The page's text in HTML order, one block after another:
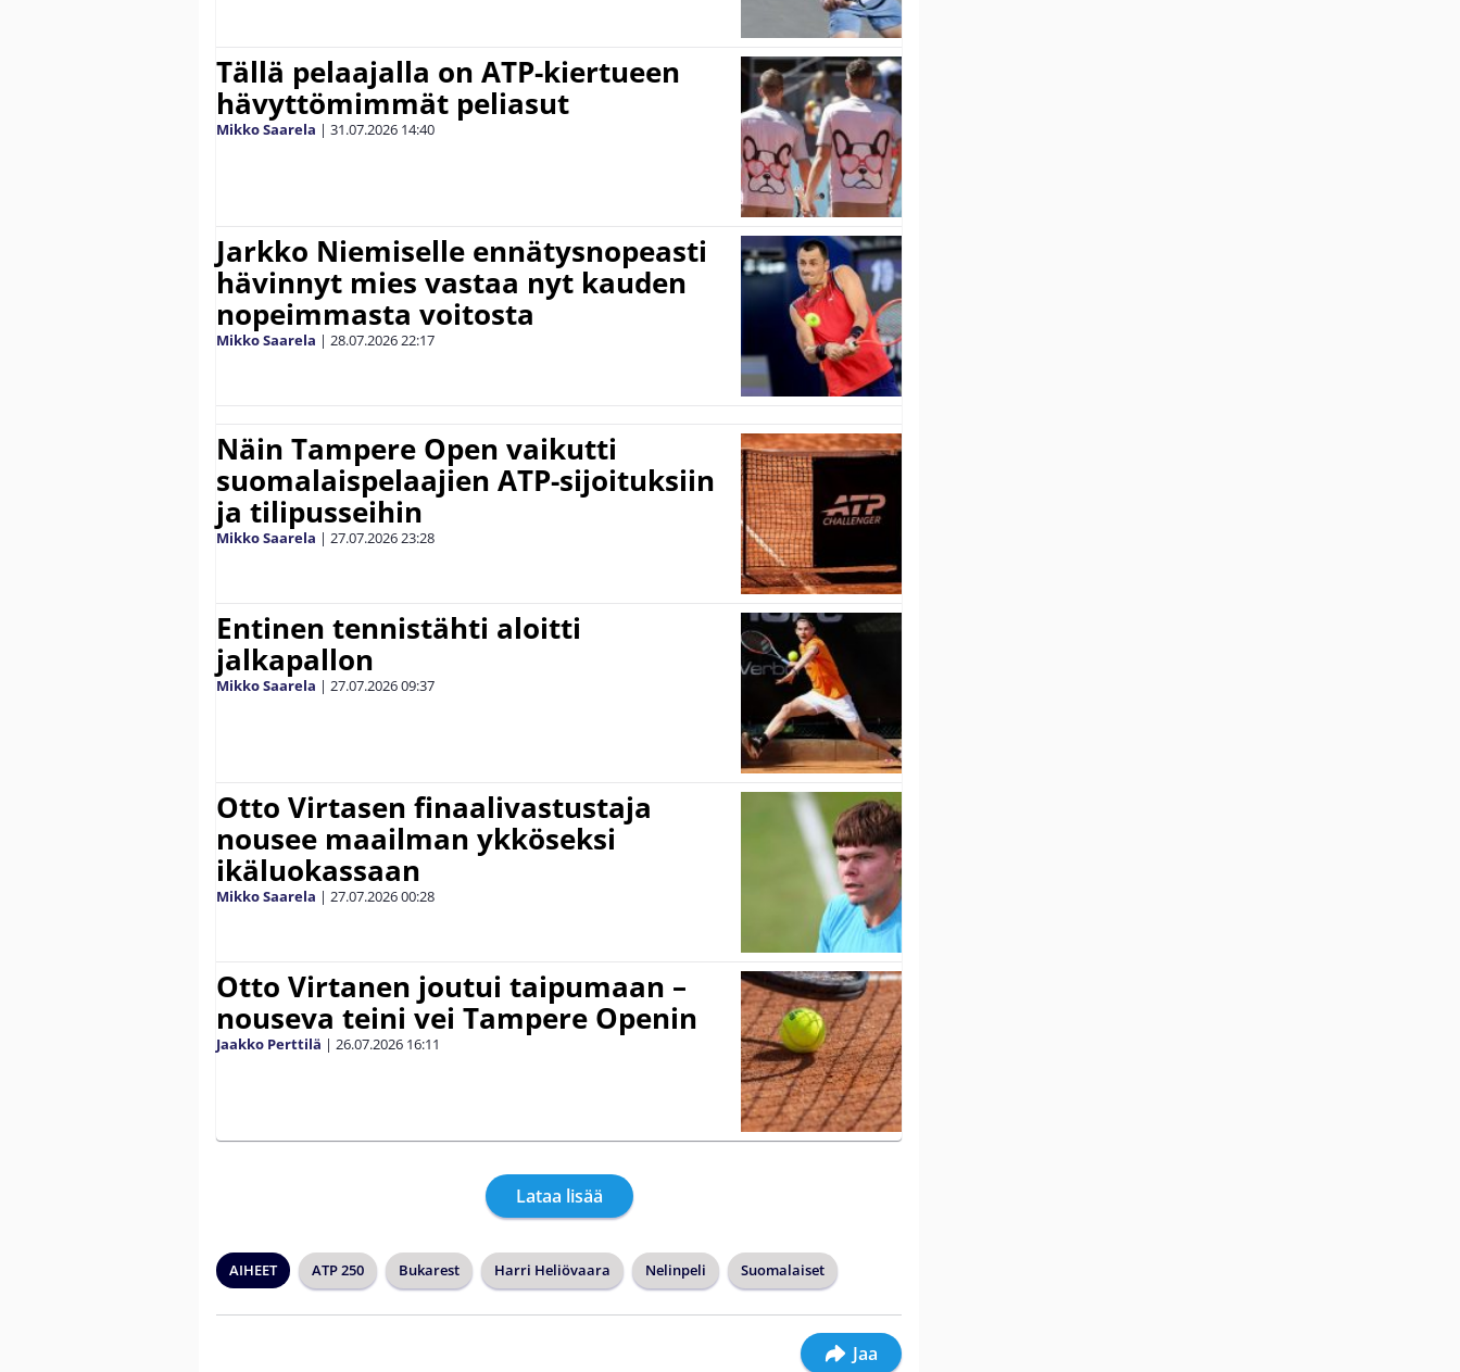
Tällä pelaajalla on ATP-kiertueen
hävyttömimmät peliasut
Mikko Saarela | 31.07.2026 14:40
Jarkko Niemiselle ennätysnopeasti
hävinnyt mies vastaa nyt kauden
nopeimmasta voitosta
Mikko Saarela | 28.07.202622:17
Näin Tampere Open vaikutti
suomalaispelaajien ATP-sijoituksiin
ja tilipusseihin
Mikko Saarela | 27.07.202623:28
Entinen tennistähti aloitti
jalkapallon
Mikko Saarela | 27.07.202609:37
Otto Virtasen finaalivastustaja
nousee maailman ykköseksi
ikäluokassaan
Mikko Saarela | 27.07.202600:28
Otto Virtanen joutui taipumaan –
nouseva teini vei Tampere Openin
Jaakko Perttilä | 26.07.2026 16:11
Lataa lisää
AIHEET ATP 250 Bukarest Harri Heliövaara Nelinpeli Suomalaiset
Jaa